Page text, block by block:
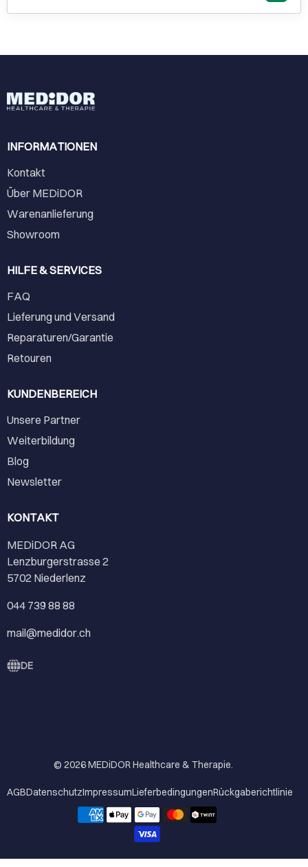
INFORMATIONEN
Kontakt
Über MEDiDOR
Warenanlieferung
Showroom
HILFE & SERVICES
FAQ
Lieferung und Versand
Reparaturen/Garantie
Retouren
KUNDENBEREICH
Unsere Partner
Weiterbildung
Blog
Newsletter
KONTAKT
MEDiDOR AG
Lenzburgerstrasse 2
5702 Niederlenz
044 739 88 88
mail@medidor.ch
DE
© 2026MEDiDOR Healthcare & Therapie.
AGBDatenschutzImpressumLieferbedingungenRückgaberichtlinie